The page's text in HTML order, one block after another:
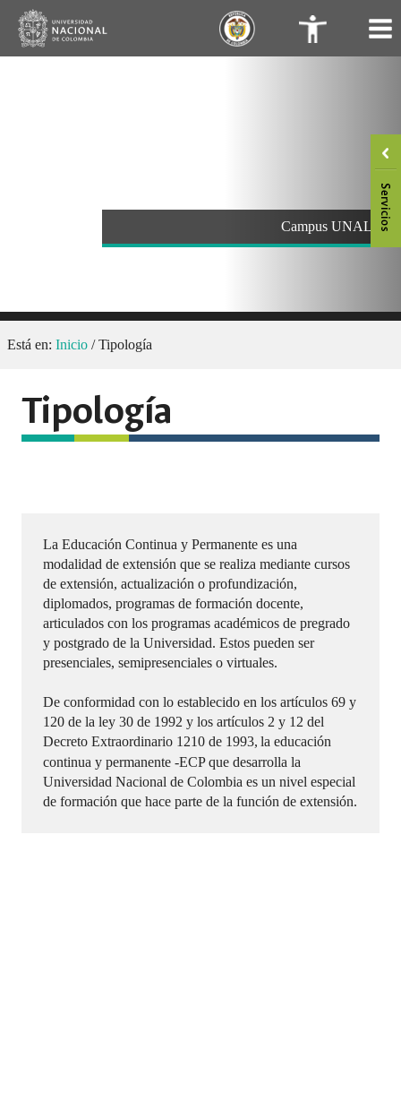
Saltar
contenido
. .
Campus UNAL
Está en: Inicio /Tipología
Tipología
La Educación Continua y Permanente es una
modalidad de extensión que se realiza mediante cursos
de extensión, actualización o profundización,
diplomados, programas de formación docente,
articulados con los programas académicos de pregrado
y postgrado de la Universidad. Estos pueden ser
presenciales, semipresenciales o virtuales.
De conformidad con lo establecido en los artículos 69 y
120 de la ley 30 de 1992 y los artículos 2 y 12 del
Decreto Extraordinario 1210 de 1993, la educación
continua y permanente -ECP que desarrolla la
Universidad Nacional de Colombia es un nivel especial
de formación que hace parte de la función de extensión.